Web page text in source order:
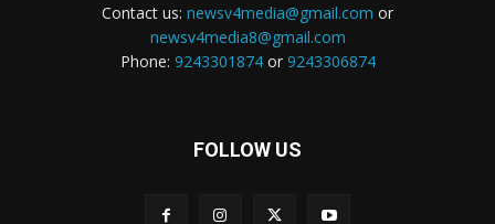
Contact us: newsv4media@gmail.com or
newsv4media8@gmail.com
Phone: 9243301874or 9243306874
FOLLOW US